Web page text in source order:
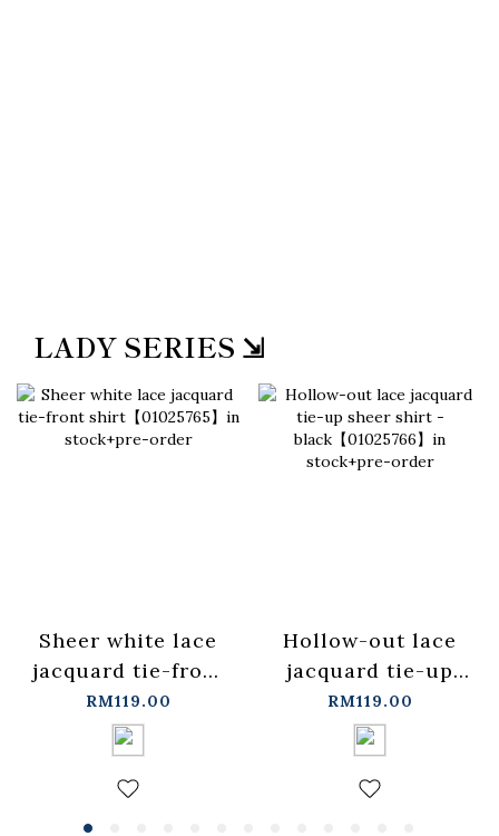
LADY SERIES ⇲
Sheer white lace
jacquard tie-front
shirt【01025765】
in stock+pre-order
RM119.00
Hollow-out lace
jacquard tie-up
sheer shirt -
black【01025766】
in stock+pre-order
RM119.00